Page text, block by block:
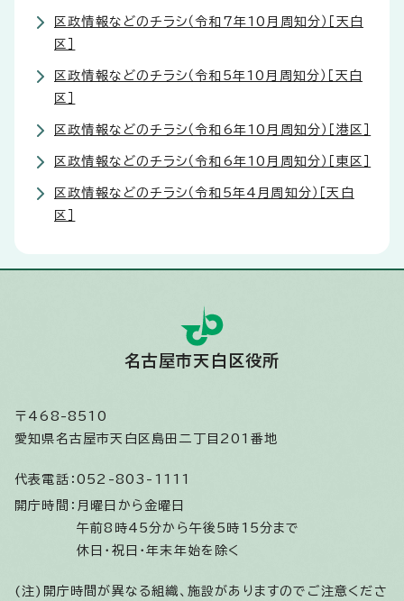
区政情報などのチラシ（令和7年10月周知分）［天白
区］
区政情報などのチラシ（令和5年10月周知分）［天白
区］
区政情報などのチラシ（令和6年10月周知分）［港区］
区政情報などのチラシ（令和6年10月周知分）［東区］
区政情報などのチラシ（令和5年4月周知分）［天白
区］
名古屋市天白区役所
〒468-8510
愛知県名古屋市天白区島田二丁目201番地
代表電話： 052-803-1111
開庁時間： 月曜日から金曜日
午前8時45分から午後5時15分まで
休日・祝日・年末年始を除く
(注)開庁時間が異なる組織、施設がありますのでご注意くださ